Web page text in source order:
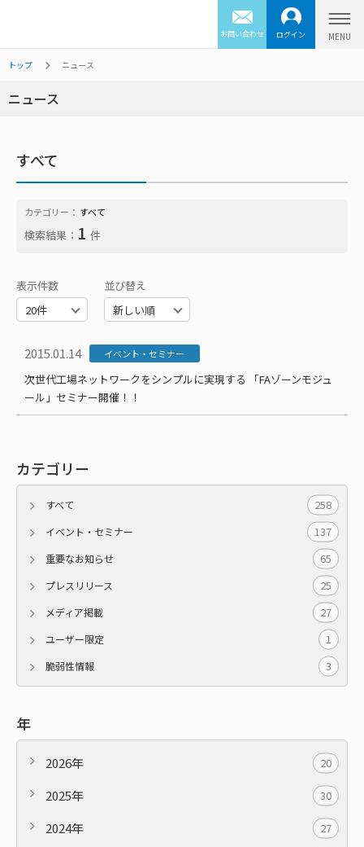
お問い合わせ ログイン
トップ ニュース
ニュース
すべて
カテゴリー： すべて
検索結果： 1 件
表示件数 並び替え
2015.01.14 イベント・セミナー
次世代工場ネットワークをシンプルに実現する 「FAゾーンモジュ
ール」セミナー開催！！
カテゴリー
すべて 258
イベント・セミナー 137
重要なお知らせ 65
プレスリリース 25
メディア掲載 27
ユーザー限定 1
脆弱性情報 3
年
2026年 20
2025年 30
2024年 27